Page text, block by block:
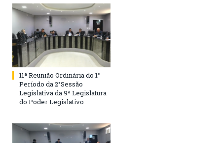
11ª Reunião Ordinária do 1°
Período da 2°Sessão
Legislativa da 9ª Legislatura
do Poder Legislativo